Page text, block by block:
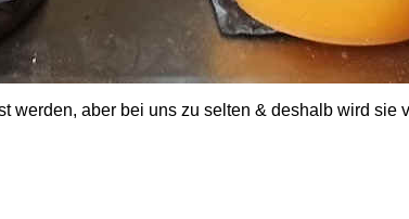
werden, aber bei uns zu selten & deshalb wird sie